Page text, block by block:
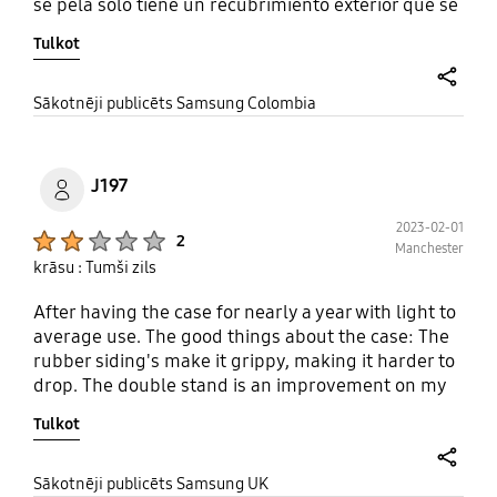
no.lo recomiendo
Tulkot
Sākotnēji publicēts Samsung Colombia
J197
2
2023-02-01
Manchester
krāsu : Tumši zils
After having the case for nearly a year with light to
average use. The good things about the case: The
rubber siding's make it grippy, making it harder to
drop. The double stand is an improvement on my
phone without falling back on itself, the cover
going between the cameras makes me feel that, if I
dropped it, the chance of camera damage is
Tulkot
Sākotnēji publicēts Samsung UK